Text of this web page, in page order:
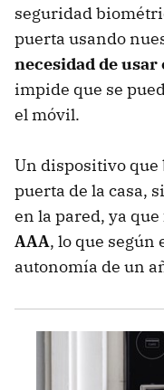
seguridad
puerta usando
necesidad de usar
impide que se
el móvil.
Un dispositivo que
puerta de la casa,
en la pared, ya que
AAA, lo que según
autonomía de un